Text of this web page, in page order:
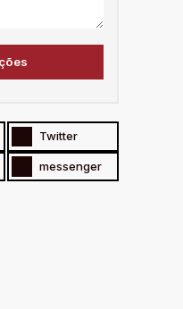
Twitter
messenger